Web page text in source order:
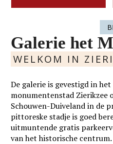
Galerie het
WELKOM IN
De galerie is gevestigd in
monumentenstad Zierikzee
Schouwen-Duiveland in de
pittoreske stadje is goed
uitmuntende gratis
van het historische centrum.